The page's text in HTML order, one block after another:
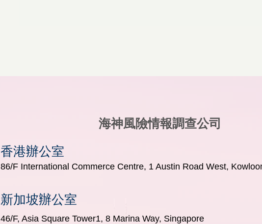
海神風險情報調查公司
香港辦公室
86/F International Commerce Centre, 1 Austin Road West,
新加坡辦公室
46/F, Asia Square Tower1, 8 Marina Way, Singapore